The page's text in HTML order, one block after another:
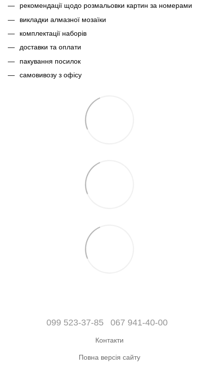
рекомендації щодо розмальовки картин за номерами
викладки алмазної мозаїки
комплектації наборів
доставки та оплати
пакування посилок
самовивозу з офісу
099 523-37-85 067 941-40-00
Контакти
Повна версія сайту